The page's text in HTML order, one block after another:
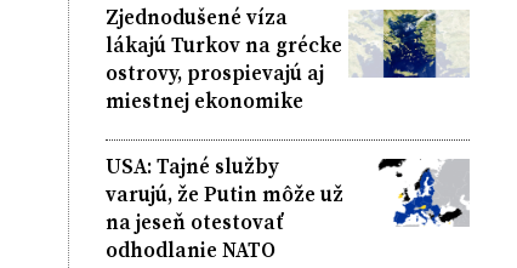
Zjednodušené víza
lákajú Turkov na grécke
ostrovy, prospievajú aj
miestnej ekonomike
USA: Tajné služby
varujú, že Putin môže už
na jeseň otestovať
odhodlanie NATO